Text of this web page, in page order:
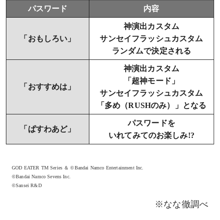
パスワード 内容
「おもしろい」
神演出カスタム
サンセイフラッシュカスタム
ランダムで決定される
「おすすめは」
神演出カスタム
「超神モード」
サンセイフラッシュカスタム
「多め（RUSHのみ）」となる
「ぱすわあど」
パスワードを
いれてみてのお楽しみ!?
GOD EATER TM Series ＆ ©Bandai Namco Entertainment Inc.
©Bandai Namco Sevens Inc.
©Sansei R&D
※なな徹調べ